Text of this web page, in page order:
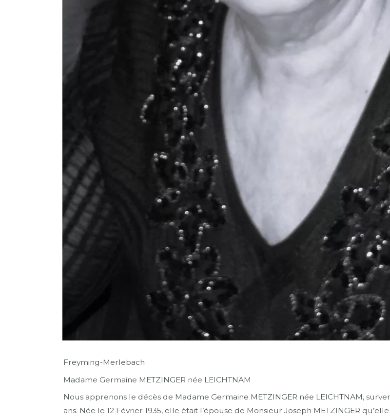
Freyming-Merlebach
Madame Germaine METZINGER née LEICHTNAM
Nous apprenons le décès de Madame Germaine METZINGER née LEICHTNAM,
ans. Née le 12 Février 1935, elle était l’épouse de Monsieur Joseph METZINGER